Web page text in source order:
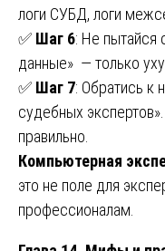
логи СУБД, логи
✅ Шаг 6: Не пытайся
данные» — только
✅ Шаг 7: Обратись к
судебных
правильно.
Компьютерная
это не поле для
профессионалам.